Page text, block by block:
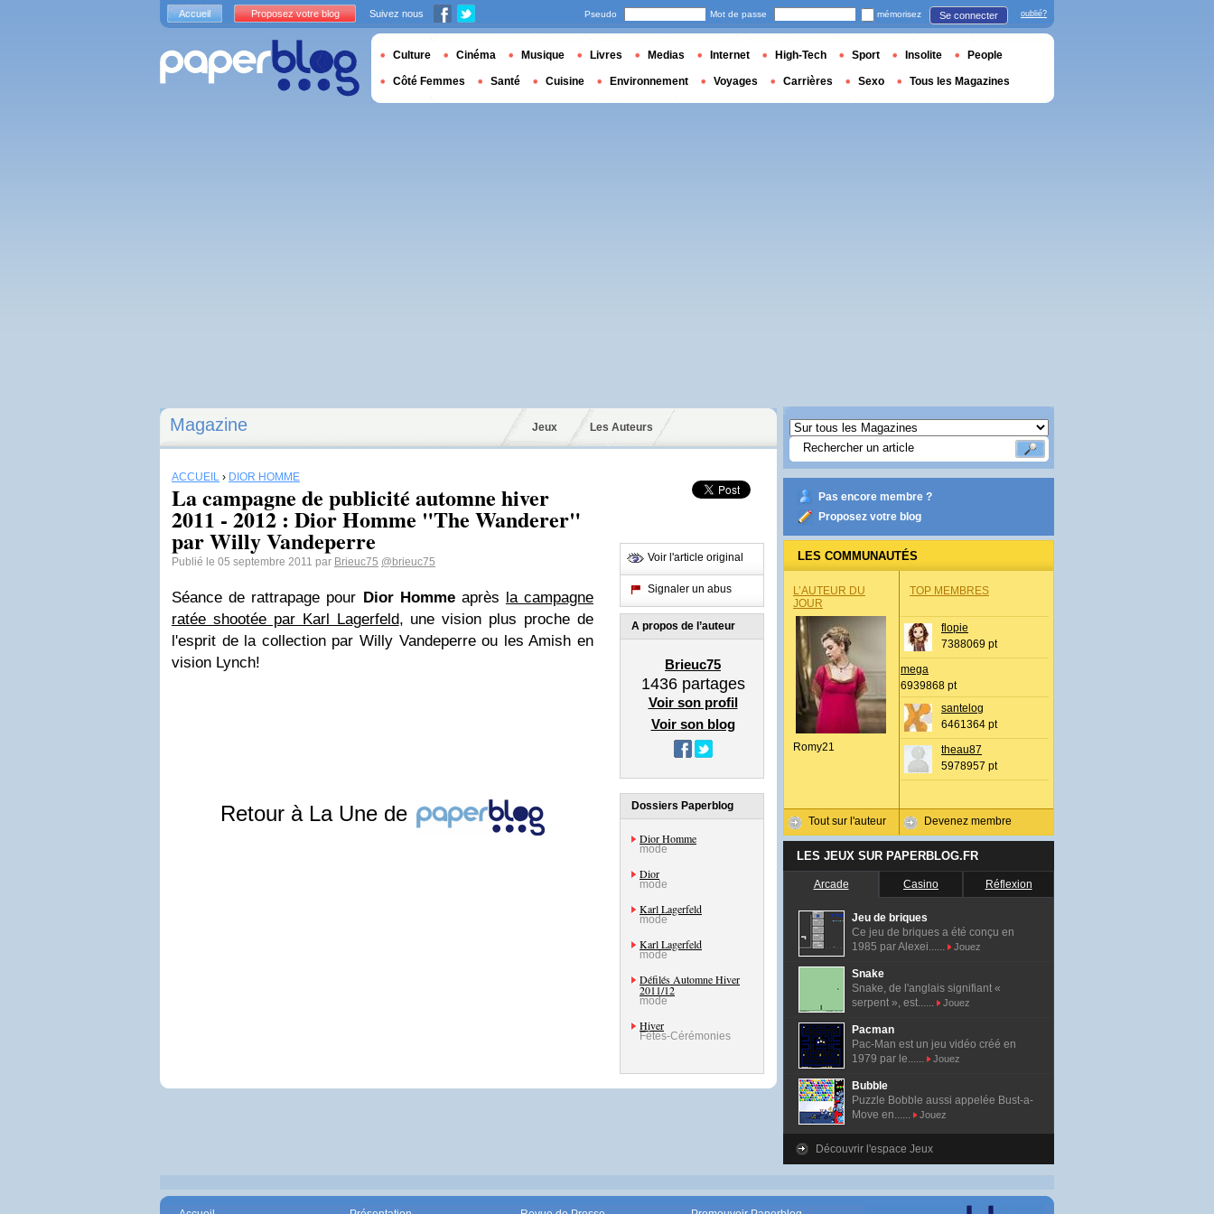
Magazine Jeux Les Auteurs
ACCUEIL › DIOR HOMME
La campagne de publicité automne hiver
2011 - 2012 : Dior Homme "The Wanderer"
par Willy Vandeperre
Publié le 05 septembre 2011 par Brieuc75 @brieuc75
Séance de rattrapage pour DiorHommeaprès la campagne
ratée shootée par Karl Lagerfeld, une vision plus proche de
l'esprit de la collection par Willy Vandeperre ou les Amish en
vision Lynch!
Retour à La Une de
Voir l'article original
Signaler un abus
A propos de l’auteur
Brieuc75
1436partages
Voir son profil
Voir son blog
Dossiers Paperblog
Dior Homme
mode
Dior
mode
Karl Lagerfeld
mode
Karl Lagerfeld
mode
Défilés Automne Hiver
2011/12
mode
Hiver
Fêtes-Cérémonies
Pas encore membre ?
Proposez votre blog
LES COMMUNAUTÉS
L’AUTEUR DU
JOUR
Romy21
Tout sur l'auteur
TOP MEMBRES
flopie
7388069 pt
mega
6939868 pt
santelog
6461364 pt
theau87
5978957 pt
Devenez membre
LES JEUX SUR PAPERBLOG.FR
Arcade Casino Réflexion
Jeu de briques
Ce jeu de briques a été conçu en
1985 par Alexei......
Jouez
Snake
Snake, de l'anglais signifiant «
serpent », est......
Jouez
Pacman
Pac-Man est un jeu vidéo créé en
1979 par le......
Jouez
Bubble
Puzzle Bobble aussi appelée Bust-a-
Move en......
Jouez
Découvrir l'espace Jeux
Accueil Proposez votre blog Suivez nous Pseudo Mot de passe mémorisez Se connecter oublié?
Culture Cinéma Musique Livres Medias Internet High-Tech Sport Insolite People
Côté Femmes Santé Cuisine Environnement Voyages Carrières Sexo Tous les Magazines